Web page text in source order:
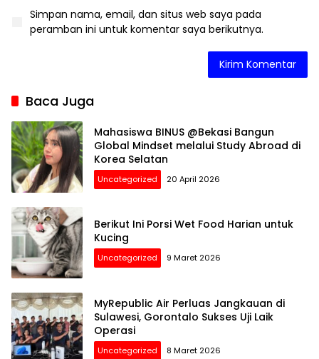
Simpan nama, email, dan situs web saya pada
peramban ini untuk komentar saya berikutnya.
Baca Juga
Mahasiswa BINUS @Bekasi Bangun
Global Mindset melalui Study Abroad di
Korea Selatan
Uncategorized 20 April 2026
Berikut Ini Porsi Wet Food Harian untuk
Kucing
Uncategorized 9 Maret 2026
MyRepublic Air Perluas Jangkauan di
Sulawesi, Gorontalo Sukses Uji Laik
Operasi
Uncategorized 8 Maret 2026